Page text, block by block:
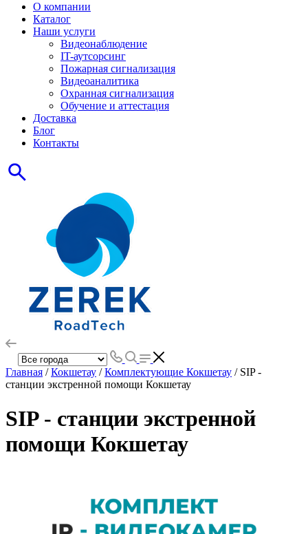
О компании
Каталог
Наши услуги
Видеонаблюдение
IT-аутсорсинг
Пожарная сигнализация
Видеоаналитика
Охранная сигнализация
Обучение и аттестация
Доставка
Блог
Контакты
Главная /Кокшетау /Комплектующие Кокшетау / SIP -
станции экстренной помощи Кокшетау
SIP - станции экстренной
помощи Кокшетау